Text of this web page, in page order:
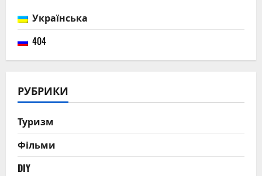
история
легендарного
Українська
404
РУБРИКИ
Туризм
Фільми
DIY